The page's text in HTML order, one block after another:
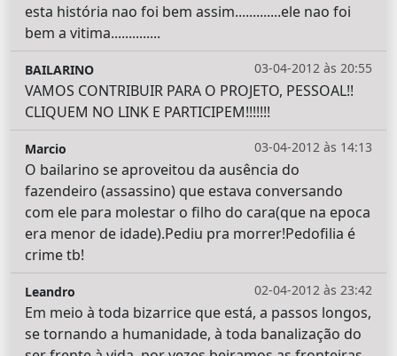
esta história nao foi bem assim.............ele nao foi
bem a vitima..............
03-04-2012 às 20:55
BAILARINO
VAMOS CONTRIBUIR PARA O PROJETO, PESSOAL!!
CLIQUEM NO LINK E PARTICIPEM!!!!!!!
03-04-2012 às 14:13
Marcio
O bailarino se aproveitou da ausência do
fazendeiro (assassino) que estava conversando
com ele para molestar o filho do cara(que na epoca
era menor de idade).Pediu pra morrer!Pedofilia é
crime tb!
02-04-2012 às 23:42
Leandro
Em meio à toda bizarrice que está, a passos longos,
se tornando a humanidade, à toda banalização do